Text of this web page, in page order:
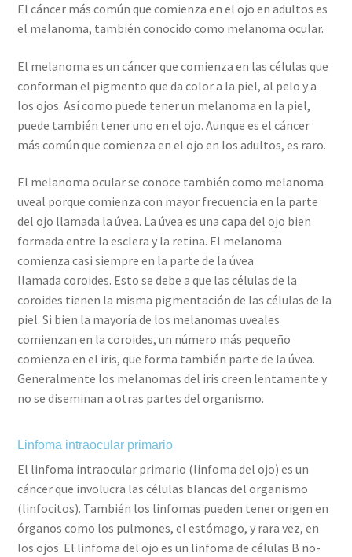
El cáncer más común que comienza en el ojo en adultos es
el melanoma, también conocido como melanoma ocular.
El melanoma es un cáncer que comienza en las células que
conforman el pigmento que da color a la piel, al pelo y a
los ojos. Así como puede tener un melanoma en la piel,
puede también tener uno en el ojo. Aunque es el cáncer
más común que comienza en el ojo en los adultos, es raro.
El melanoma ocular se conoce también como melanoma
uveal porque comienza con mayor frecuencia en la parte
del ojo llamada la úvea. La úvea es una capa del ojo bien
formada entre la esclera y la retina. El melanoma
comienza casi siempre en la parte de la úvea
llamada coroides. Esto se debe a que las células de la
coroides tienen la misma pigmentación de las células de la
piel. Si bien la mayoría de los melanomas uveales
comienzan en la coroides, un número más pequeño
comienza en el iris, que forma también parte de la úvea.
Generalmente los melanomas del iris creen lentamente y
no se diseminan a otras partes del organismo.
Linfoma intraocular primario
El linfoma intraocular primario (linfoma del ojo) es un
cáncer que involucra las células blancas del organismo
(linfocitos). También los linfomas pueden tener origen en
órganos como los pulmones, el estómago, y rara vez, en
los ojos. El linfoma del ojo es un linfoma de células B no-